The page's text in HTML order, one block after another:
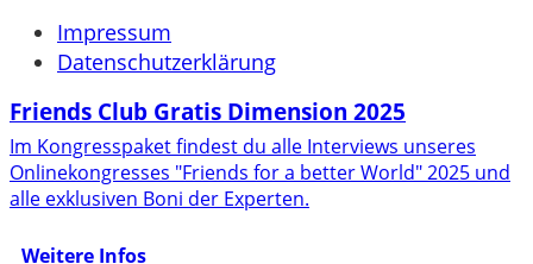
Impressum
Datenschutzerklärung
Friends Club Gratis Dimension 2025
Im Kongresspaket findest du alle Interviews unseres
Onlinekongresses "Friends for a better World" 2025 und
alle exklusiven Boni der Experten.
Weitere Infos